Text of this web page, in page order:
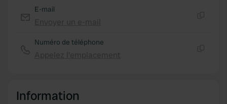
provided to them or that they’ve collected from your use
E-mail
Numéro de téléphone
Information